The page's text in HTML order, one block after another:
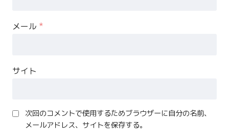
メール *
サイト
次回のコメントで使用するためブラウザーに自分の名前、
メールアドレス、サイトを保存する。